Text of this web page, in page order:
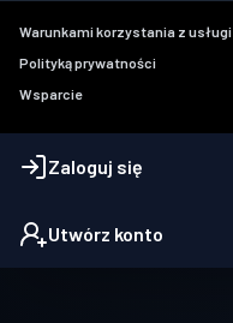
Warunkami korzystania z usługi
Polityką prywatności
Wsparcie
Zaloguj się
Utwórz konto